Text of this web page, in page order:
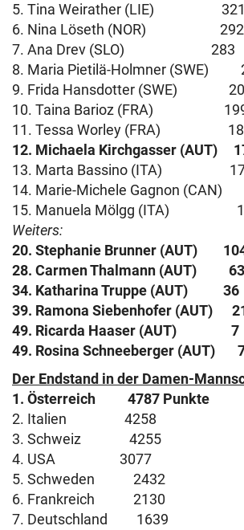
5. Tina Weirather (LIE) 321
6. Nina Löseth (NOR) 292
7. Ana Drev (SLO) 283
8. Maria Pietilä-Holmner (SWE)
9. Frida Hansdotter (SWE)
10. Taina Barioz (FRA)
11. Tessa Worley (FRA)
12. Michaela Kirchgasser (AUT)
13. Marta Bassino (ITA)
14. Marie-Michele Gagnon
15. Manuela Mölgg (ITA)
Weiters:
20. Stephanie Brunner (AUT)
28. Carmen Thalmann (AUT) 63
34. Katharina Truppe (AUT) 36
39. Ramona Siebenhofer (AUT)
49. Ricarda Haaser (AUT) 7
49. Rosina Schneeberger (AUT)
Der Endstand in der Damen-
1. Österreich 4787 Punkte
2. Italien 4258
3. Schweiz 4255
4. USA 3077
5. Schweden 2432
6. Frankreich 2130
7. Deutschland 1639